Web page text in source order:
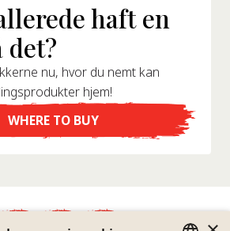
haft en
det?
nu, hvor du nemt kan
hjem!
WHERE TO BUY